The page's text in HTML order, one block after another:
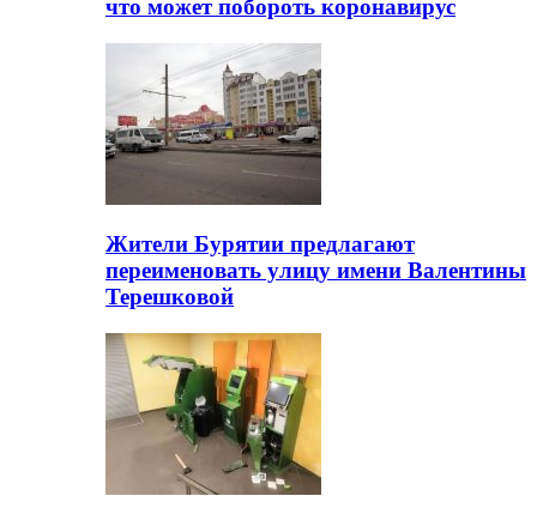
что может побороть коронавирус
Жители Бурятии предлагают
переименовать улицу имени Валентины
Терешковой